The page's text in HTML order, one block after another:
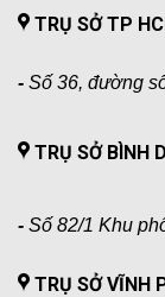
TRỤ SỞ TP
- Số 36, đường
TRỤ SỞ BÌNH
- Số 82/1 Khu
TRỤ SỞ VĨNH